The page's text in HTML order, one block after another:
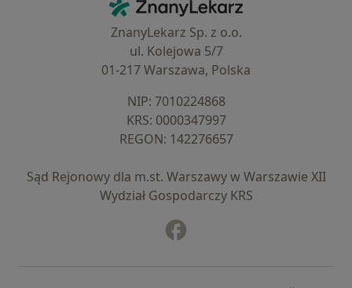
ZnanyLekarz Sp. z o.o.
ul. Kolejowa 5/7
01-217 Warszawa, Polska
NIP: ⁠7010224868
KRS: ⁠0000347997
REGON: ⁠142276657
Sąd Rejonowy dla m.st. Warszawy w Warszawie XII
Wydział Gospodarczy KRS